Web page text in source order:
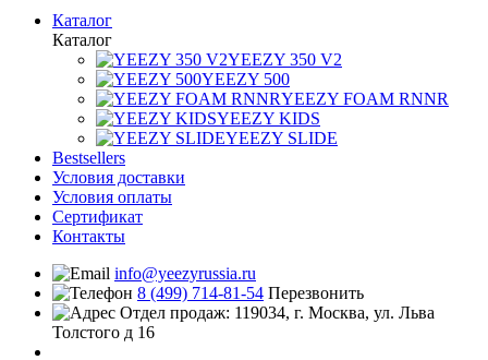
Каталог
Каталог
YEEZY 350 V2
YEEZY 500
YEEZY FOAM RNNR
YEEZY KIDS
YEEZY SLIDE
Bestsellers
Условия доставки
Условия оплаты
Сертификат
Контакты
info@yeezyrussia.ru
8 (499) 714-81-54 Перезвонить
Отдел продаж: 119034, г. Москва, ул. Льва
Толстого д 16